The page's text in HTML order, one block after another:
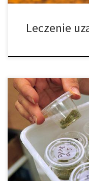
Leczenie
Białaczka to rak
opiera swoją obronę
THC jak i CBD są w
Cannabis zaskakuje
Ze względu na to, że
zakres potencjału, być